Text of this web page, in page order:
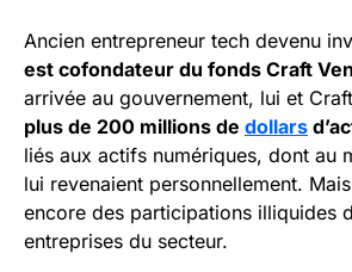
Ancien entrepreneur tech devenu
est cofondateur du fonds Craft
arrivée au gouvernement, lui et
plus de 200 millions de dollars
liés aux actifs numériques, dont au
lui revenaient personnellement.
encore des participations illiquides
entreprises du secteur.